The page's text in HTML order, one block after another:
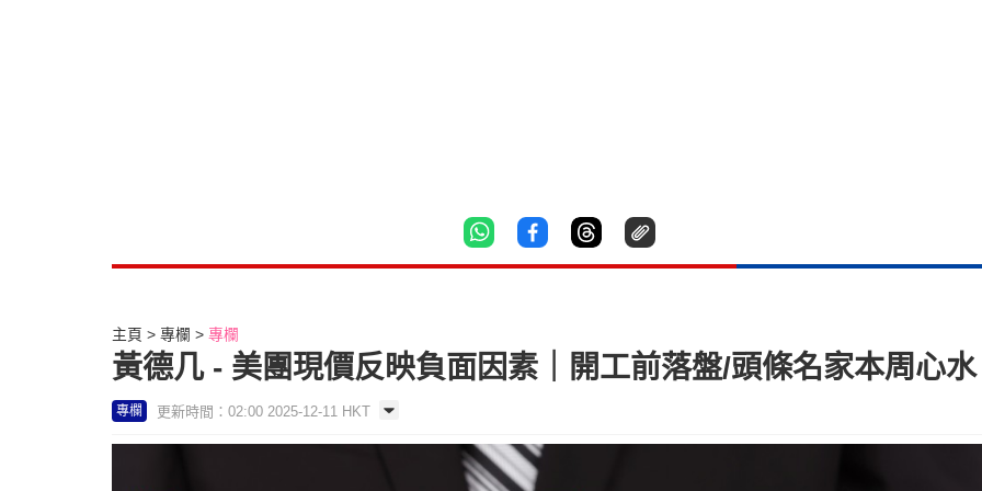
主頁 專欄 專欄
黃德几 - 美團現價反映負面因素｜開工前落盤/頭條名家本周心水
專欄 更新時間：02:00 2025-12-11 HKT